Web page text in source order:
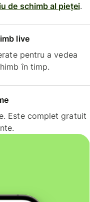
de schimb al pieței.
live
pentru a vedea
în timp.
Este complet gratuit